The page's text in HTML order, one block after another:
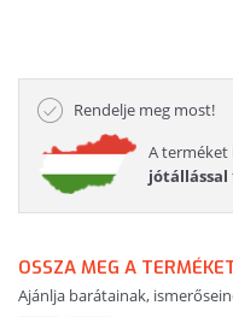
Rendelje meg most!
A terméket
jótállással
OSSZA MEG A
Ajánlja barátainak,